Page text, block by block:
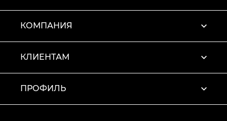
КОМПАНИЯ
КЛИЕНТАМ
ПРОФИЛЬ